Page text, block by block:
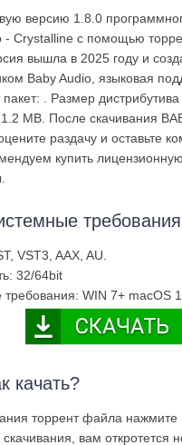
версию 1.8.0
- Crystalline с помощью
вышла в 2025 году и
Baby Audio, языковая
пакет: . Размер дистрибутива
MB. После скачивания
раздачу и оставьте
купить
требования
VST3, AAX, AU.
32/64bit
WIN 7+ macOS
качать?
торрент файла нажмите
вам откротется